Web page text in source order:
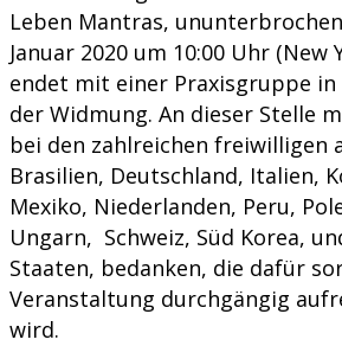
Leben Mantras,
Januar 2020 um 10:00 Uhr (New
endet mit einer Praxisgruppe
der Widmung. An dieser Stelle
bei den zahlreichen freiwilligen
Brasilien, Deutschland, Italien,
Mexiko, Niederlanden, Peru,
Ungarn, Schweiz, Süd Korea,
Staaten, bedanken, die dafür
Veranstaltung durchgängig
wird.